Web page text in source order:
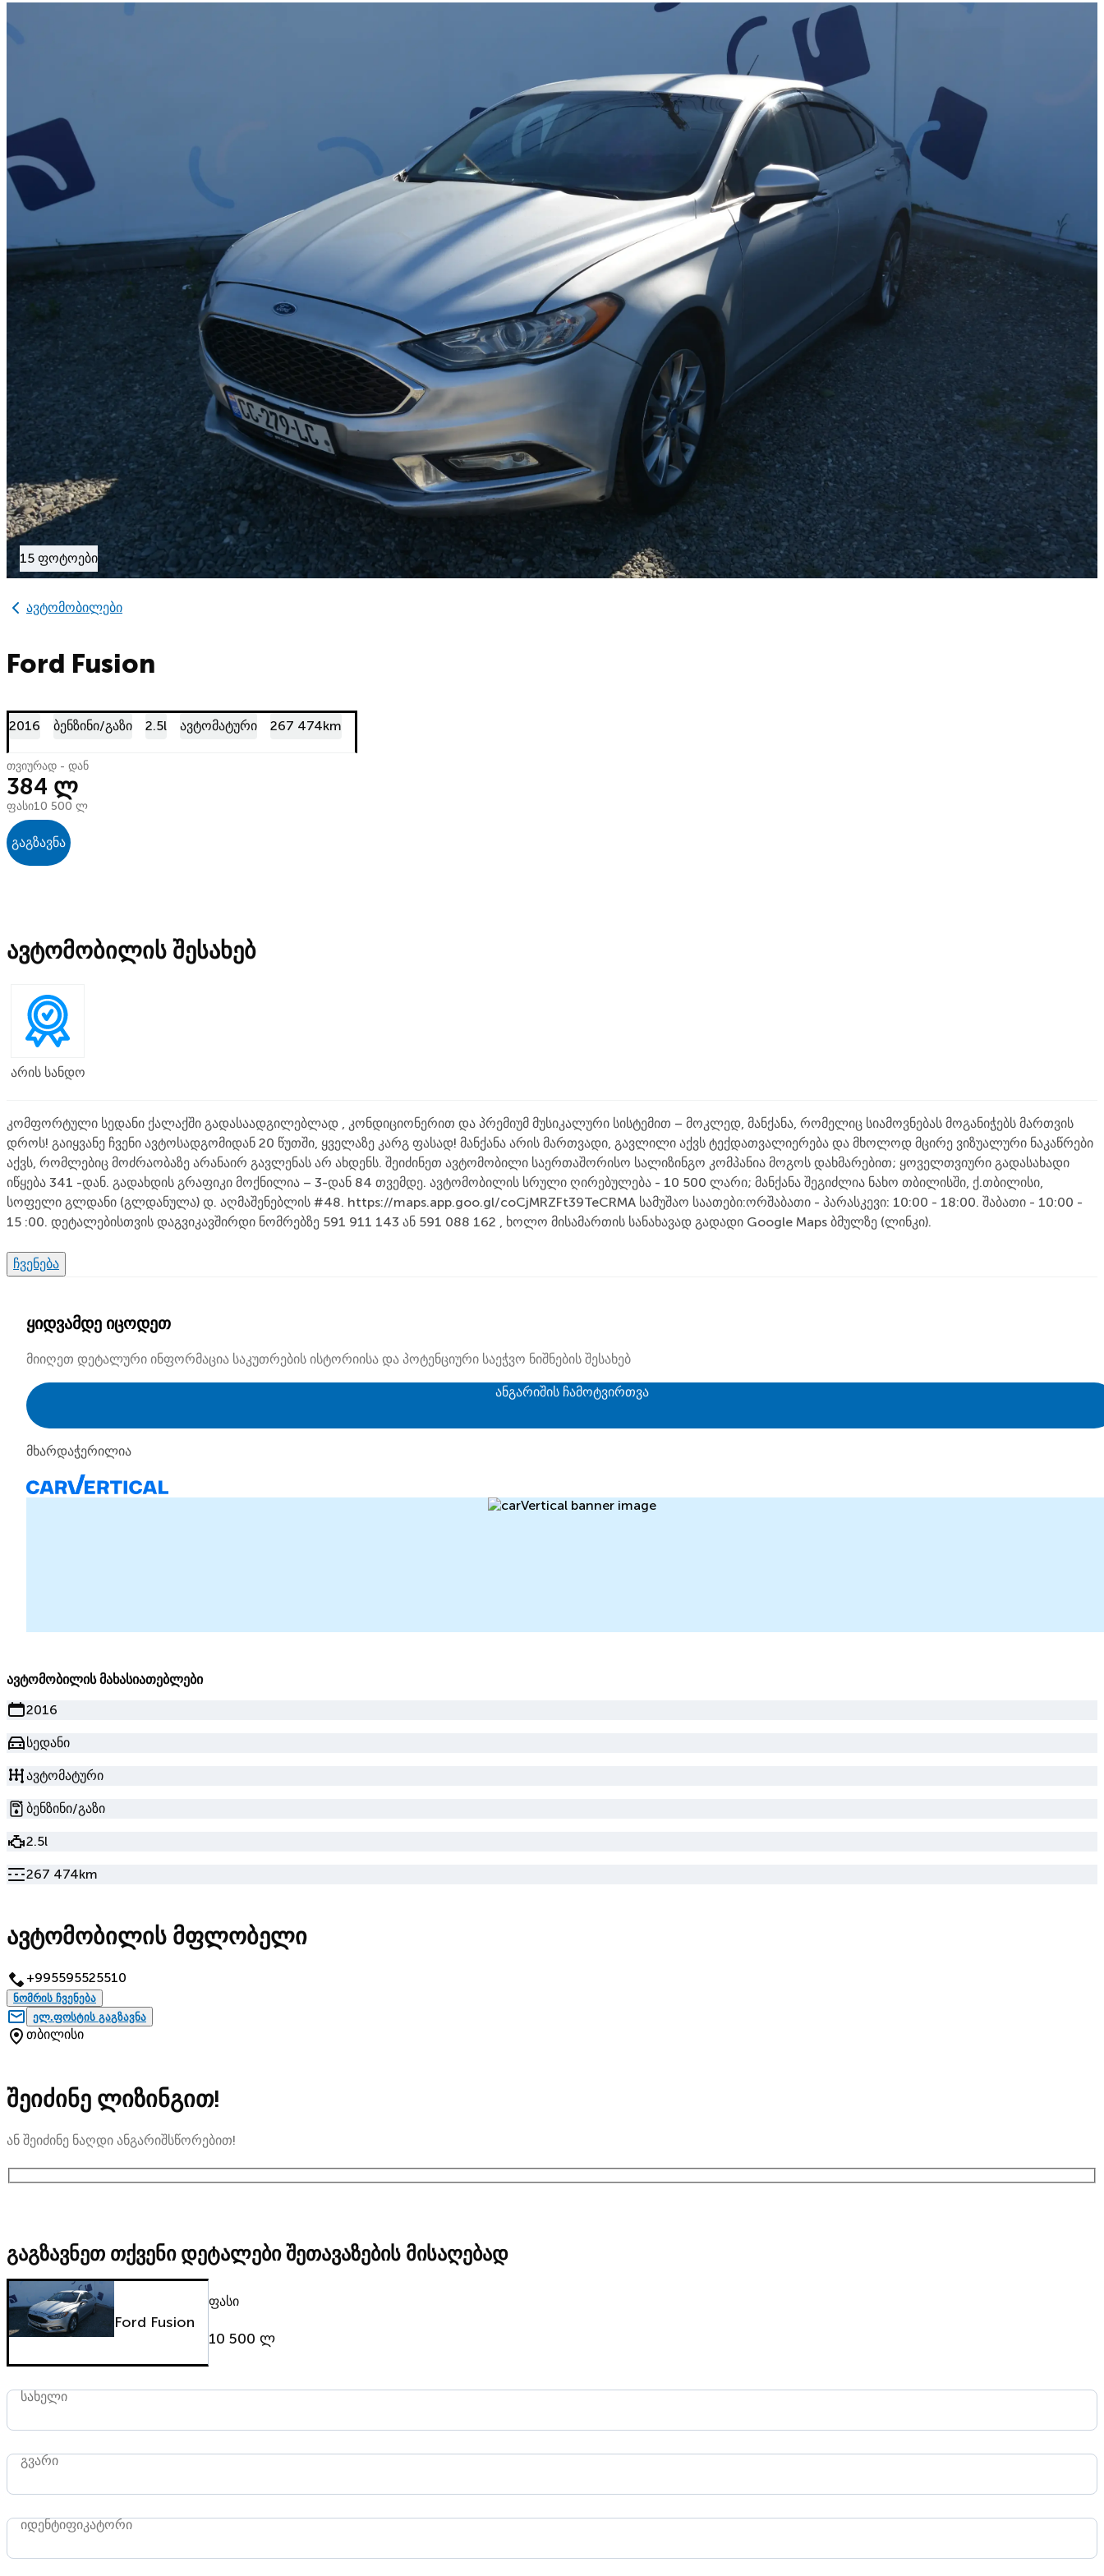
15 ფოტოები
ავტომობილები
Ford Fusion
2016 ბენზინი/გაზი 2.5l ავტომატური 267 474km
თვიურად - დან
384 ლ
ფასი10 500 ლ
გაგზავნა
ავტომობილის შესახებ
არის სანდო
კომფორტული სედანი ქალაქში გადასაადგილებლად , კონდიციონერით და პრემიუმ მუსიკალური სისტემით – მოკლედ, მანქანა, რომელიც სიამოვნებას მოგანიჭებს მართვის
დროს! გაიყვანე ჩვენი ავტოსადგომიდან 20 წუთში, ყველაზე კარგ ფასად! მანქანა არის მართვადი, გავლილი აქვს ტექდათვალიერება და მხოლოდ მცირე ვიზუალური ნაკაწრები
აქვს, რომლებიც მოძრაობაზე არანაირ გავლენას არ ახდენს. შეიძინეთ ავტომობილი საერთაშორისო სალიზინგო კომპანია მოგოს დახმარებით; ყოველთვიური გადასახადი
იწყება 341 -დან. გადახდის გრაფიკი მოქნილია – 3-დან 84 თვემდე. ავტომობილის სრული ღირებულება - 10 500 ლარი; მანქანა შეგიძლია ნახო თბილისში, ქ.თბილისი,
სოფელი გლდანი (გლდანულა) დ. აღმაშენებლის #48. https://maps.app.goo.gl/coCjMRZFt39TeCRMA სამუშაო საათები:ორშაბათი - პარასკევი: 10:00 - 18:00. შაბათი - 10:00 -
15 :00. დეტალებისთვის დაგვიკავშირდი ნომრებზე 591 911 143 ან 591 088 162 , ხოლო მისამართის სანახავად გადადი Google Maps ბმულზე (ლინკი).
ჩვენება
ყიდვამდე იცოდეთ
მიიღეთ დეტალური ინფორმაცია საკუთრების ისტორიისა და პოტენციური საეჭვო ნიშნების შესახებ
ანგარიშის ჩამოტვირთვა
მხარდაჭერილია
ავტომობილის მახასიათებლები
2016
სედანი
ავტომატური
ბენზინი/გაზი
2.5l
267 474km
ავტომობილის მფლობელი
+995595525510
ნომრის ჩვენება
ელ.ფოსტის გაგზავნა
თბილისი
შეიძინე ლიზინგით!
ან შეიძინე ნაღდი ანგარიშსწორებით!
გაგზავნეთ თქვენი დეტალები შეთავაზების მისაღებად
Ford Fusion
ფასი
10 500 ლ
სახელი
გვარი
იდენტიფიკატორი